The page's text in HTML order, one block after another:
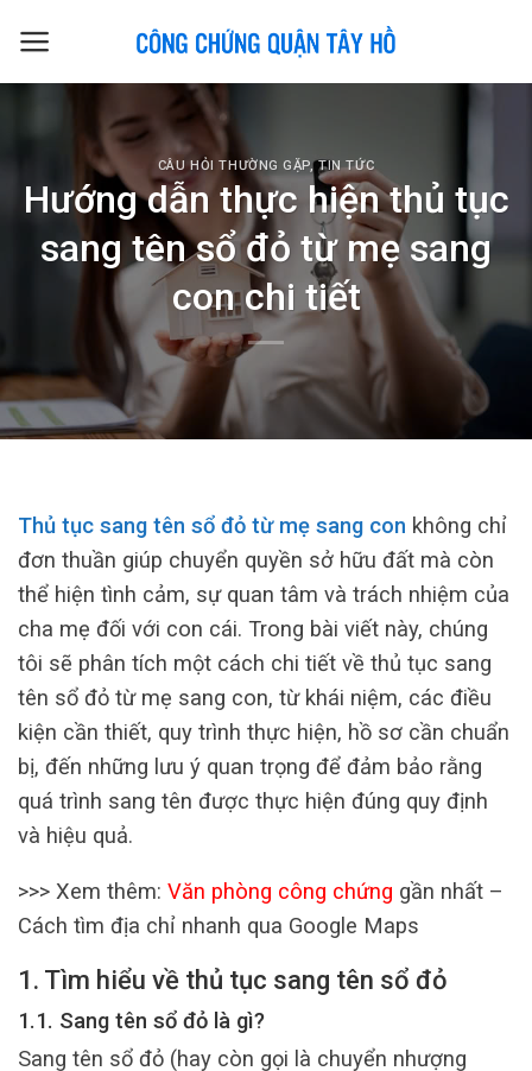
CÂU HỎI THƯỜNG GẶP,TIN TỨC
Hướng dẫn thực hiện thủ tục
sang tên sổ đỏ từ mẹ sang
con chi tiết
Thủ tục sang tên sổ đỏ từ mẹ sang con không chỉ
đơn thuần giúp chuyển quyền sở hữu đất mà còn
thể hiện tình cảm, sự quan tâm và trách nhiệm của
cha mẹ đối với con cái. Trong bài viết này, chúng
tôi sẽ phân tích một cách chi tiết về thủ tục sang
tên sổ đỏ từ mẹ sang con, từ khái niệm, các điều
kiện cần thiết, quy trình thực hiện, hồ sơ cần chuẩn
bị, đến những lưu ý quan trọng để đảm bảo rằng
quá trình sang tên được thực hiện đúng quy định
và hiệu quả.
>>> Xem thêm: Văn phòng công chứng gần nhất –
Cách tìm địa chỉ nhanh qua Google Maps
1. Tìm hiểu về thủ tục sang tên sổ đỏ
1.1. Sang tên sổ đỏ là gì?
Sang tên sổ đỏ (hay còn gọi là chuyển nhượng